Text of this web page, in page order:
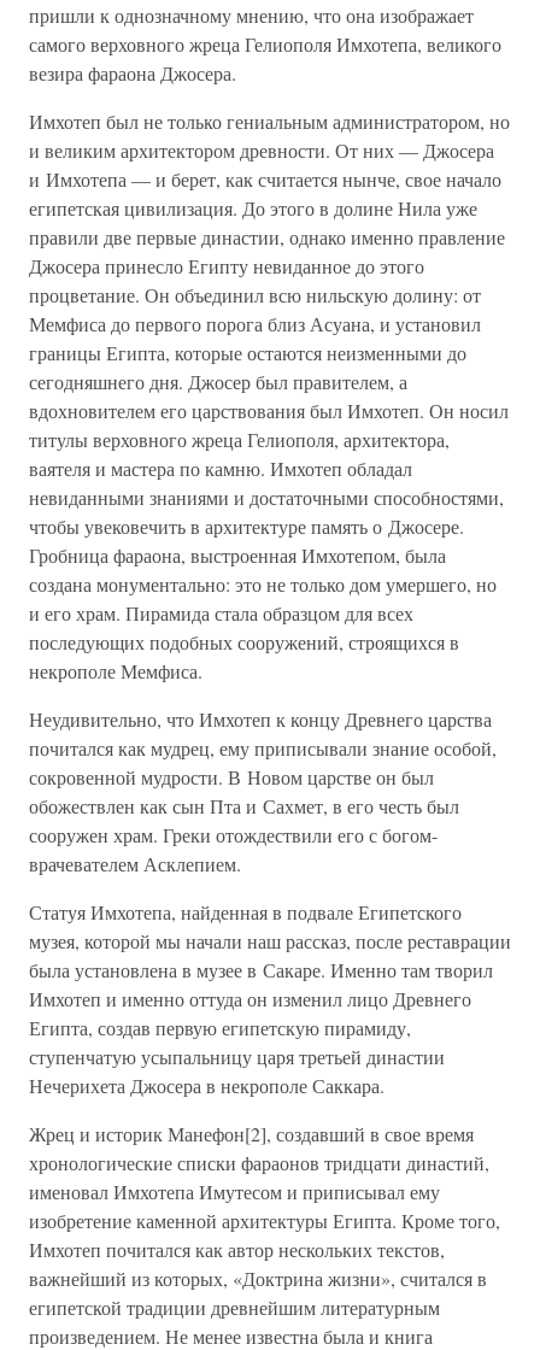
пришли к однозначному мнению, что она изображает
самого верховного жреца Гелиополя Имхотепа, великого
везира фараона Джосера.
Имхотеп был не только гениальным администратором, но
и великим архитектором древности. От них — Джосера
и Имхотепа — и берет, как считается нынче, свое начало
египетская цивилизация. До этого в долине Нила уже
правили две первые династии, однако именно правление
Джосера принесло Египту невиданное до этого
процветание. Он объединил всю нильскую долину: от
Мемфиса до первого порога близ Асуана, и установил
границы Египта, которые остаются неизменными до
сегодняшнего дня. Джосер был правителем, а
вдохновителем его царствования был Имхотеп. Он носил
титулы верховного жреца Гелиополя, архитектора,
ваятеля и мастера по камню. Имхотеп обладал
невиданными знаниями и достаточными способностями,
чтобы увековечить в архитектуре память о Джосере.
Гробница фараона, выстроенная Имхотепом, была
создана монументально: это не только дом умершего, но
и его храм. Пирамида стала образцом для всех
последующих подобных сооружений, строящихся в
некрополе Мемфиса.
Неудивительно, что Имхотеп к концу Древнего царства
почитался как мудрец, ему приписывали знание особой,
сокровенной мудрости. В Новом царстве он был
обожествлен как сын Пта и Сахмет, в его честь был
сооружен храм. Греки отождествили его с богом-
врачевателем Асклепием.
Статуя Имхотепа, найденная в подвале Египетского
музея, которой мы начали наш рассказ, после реставрации
была установлена в музее в Сакаре. Именно там творил
Имхотеп и именно оттуда он изменил лицо Древнего
Египта, создав первую египетскую пирамиду,
ступенчатую усыпальницу царя третьей династии
Нечерихета Джосера в некрополе Саккара.
Жрец и историк Манефон[2], создавший в свое время
хронологические списки фараонов тридцати династий,
именовал Имхотепа Имутесом и приписывал ему
изобретение каменной архитектуры Египта. Кроме того,
Имхотеп почитался как автор нескольких текстов,
важнейший из которых, «Доктрина жизни», считался в
египетской традиции древнейшим литературным
произведением. Не менее известна была и книга